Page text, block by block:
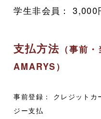
学生非会員：
支払方法 （事前
AMARYS）
事前登録： クレジットカ
ジー支払